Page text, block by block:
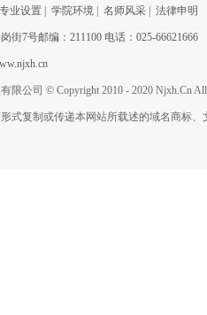
专业设置 学院环境 名师风采 法律申明
街7号邮编：211100 电话：025-66621666
限公司 © Copyright 2010 - 2020 Njxh.Cn All
式复制或传递本网站所载述的域名商标